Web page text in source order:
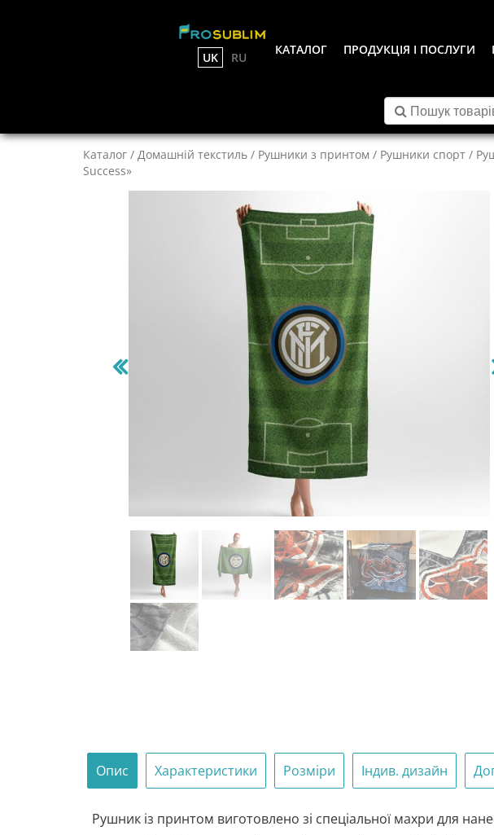
UK RU
КАТАЛОГ ПРОДУКЦІЯ І ПОСЛУГИ
Каталог / Домашній текстиль / Рушники з принтом / Рушники спорт /
Success»
Опис Характеристики Розміри Індив. дизайн
Рушник із принтом виготовлено зі спеціальної махри для